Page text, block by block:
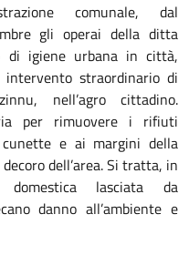
comunale, dal
gli operai della ditta
di igiene urbana in città,
straordinario di
nell’agro cittadino.
per rimuovere i rifiuti
e ai margini della
dell’area. Si tratta, in
lasciata da
danno all’ambiente e